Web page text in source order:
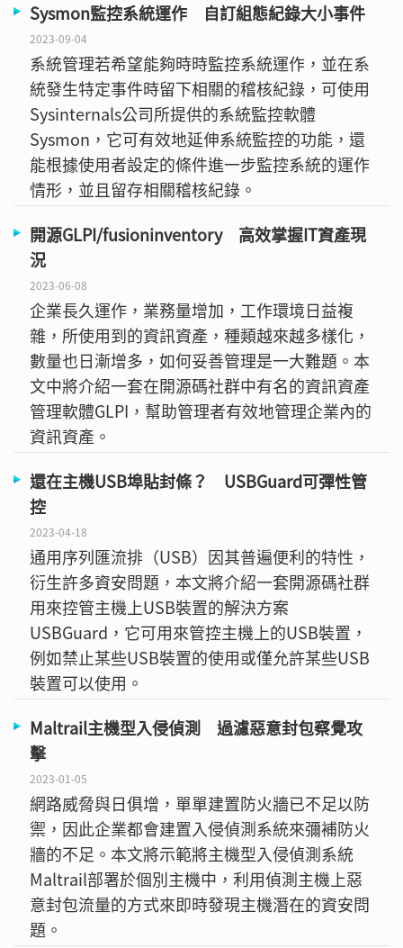
Sysmon監控系統運作 自訂組態紀錄大小事件
2023-09-04
系統管理若希望能夠時時監控系統運作，並在系
統發生特定事件時留下相關的稽核紀錄，可使用
Sysinternals公司所提供的系統監控軟體
Sysmon，它可有效地延伸系統監控的功能，還
能根據使用者設定的條件進一步監控系統的運作
情形，並且留存相關稽核紀錄。
開源GLPI/fusioninventory 高效掌握IT資產現
況
2023-06-08
企業長久運作，業務量增加，工作環境日益複
雜，所使用到的資訊資產，種類越來越多樣化，
數量也日漸增多，如何妥善管理是一大難題。本
文中將介紹一套在開源碼社群中有名的資訊資產
管理軟體GLPI，幫助管理者有效地管理企業內的
資訊資產。
還在主機USB埠貼封條？ USBGuard可彈性管
控
2023-04-18
通用序列匯流排（USB）因其普遍便利的特性，
衍生許多資安問題，本文將介紹一套開源碼社群
用來控管主機上USB裝置的解決方案
USBGuard，它可用來管控主機上的USB裝置，
例如禁止某些USB裝置的使用或僅允許某些USB
裝置可以使用。
Maltrail主機型入侵偵測 過濾惡意封包察覺攻
擊
2023-01-05
網路威脅與日俱增，單單建置防火牆已不足以防
禦，因此企業都會建置入侵偵測系統來彌補防火
牆的不足。本文將示範將主機型入侵偵測系統
Maltrail部署於個別主機中，利用偵測主機上惡
意封包流量的方式來即時發現主機潛在的資安問
題。